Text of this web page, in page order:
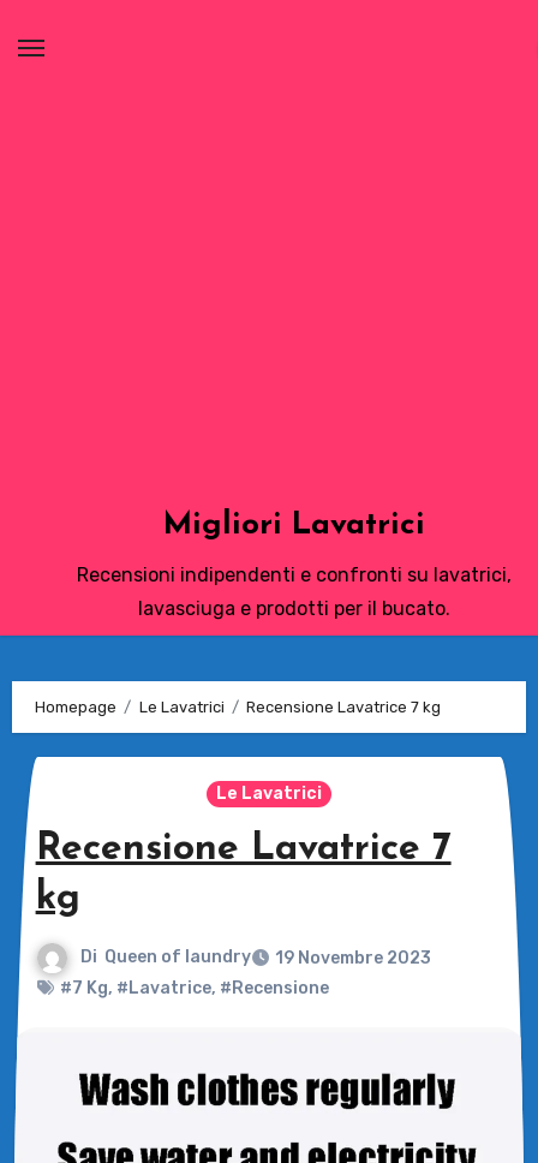
Migliori Lavatrici
Recensioni indipendenti e confronti su lavatrici,
lavasciuga e prodotti per il bucato.
Homepage Le Lavatrici Recensione Lavatrice 7 kg
Le Lavatrici
Recensione Lavatrice 7
kg
Di Queen of laundry
19 Novembre 2023
#7 Kg, #Lavatrice, #Recensione